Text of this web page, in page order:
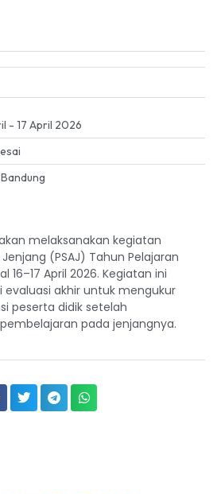
- 17 April 2026
melaksanakan kegiatan
(PSAJ) Tahun Pelajaran
16–17 April 2026. Kegiatan ini
akhir untuk mengukur
peserta didik setelah
pada jenjangnya.